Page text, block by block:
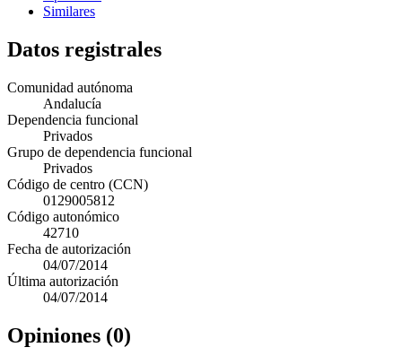
Similares
Datos registrales
Comunidad autónoma
Andalucía
Dependencia funcional
Privados
Grupo de dependencia funcional
Privados
Código de centro (CCN)
0129005812
Código autonómico
42710
Fecha de autorización
04/07/2014
Última autorización
04/07/2014
Opiniones (0)